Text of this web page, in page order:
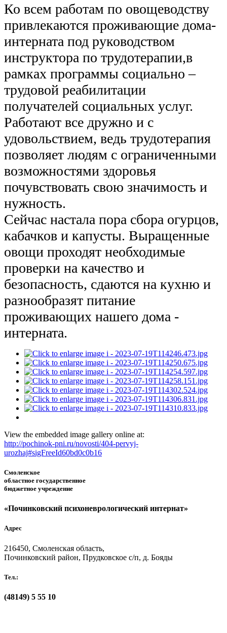
Ко всем работам по овощеводству
привлекаются проживающие дома-
интерната под руководством
инструктора по трудотерапии,в
рамках программы социально –
трудовой реабилитации
получателей социальных услуг.
Работают все дружно и с
удовольствием, ведь трудотерапия
позволяет людям с ограниченными
возможностями здоровья
почувствовать свою значимость и
нужность.
Сейчас настала пора сбора огурцов,
кабачков и капусты. Выращенные
овощи проходят необходимые
проверки на качество и
безопасность, сдаются на кухню и
разнообразят питание
проживающих нашего дома -
интерната.
View the embedded image gallery online at:
http://pochinok-pni.ru/novosti/404-pervyj-
urozhaj#sigFreeId60bd0c0b16
Смоленское
областное государственное
бюджетное учреждение
«Починковский психоневрологический интернат»
Адрес
216450, Смоленская область,
Починковский район, Прудковское с/п, д. Бояды
Тел.:
(48149) 5 55 10